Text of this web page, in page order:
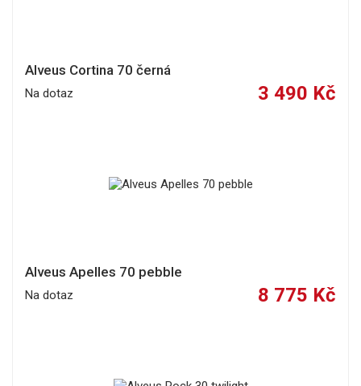
Alveus Cortina 70 černá
Na dotaz 3 490 Kč
Alveus Apelles 70 pebble
Na dotaz 8 775 Kč